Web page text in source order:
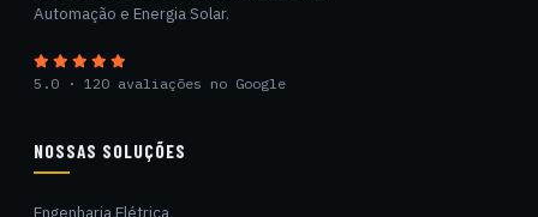
Automação e Energia Solar.
5.0 · 120 avaliações no Google
NOSSAS SOLUÇÕES
Engenharia Elétrica